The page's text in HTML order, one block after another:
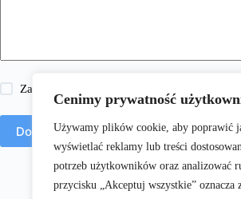
Cenimy prywatność
Używamy plików cookie, aby poprawić
wyświetlać reklamy lub treści
potrzeb użytkowników oraz analizować
przycisku „Akceptuj wszystkie” oznacza
Zapisz moje imię i nazwisko, adres e-mail i
Dodaj komentarz